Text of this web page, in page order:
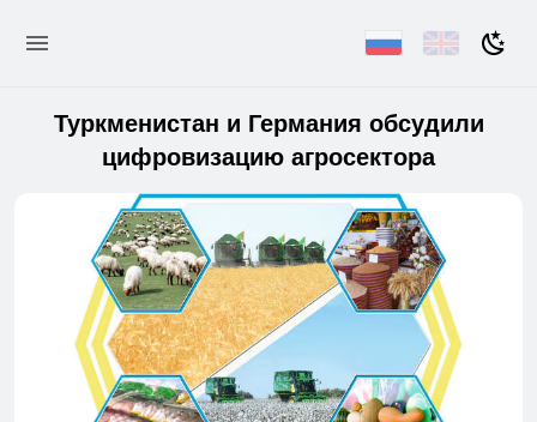
Туркменистан и Германия обсудили
цифровизацию агросектора